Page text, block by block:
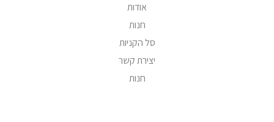
אודות
חנות
סל הקניות
יצירת קשר
חנות